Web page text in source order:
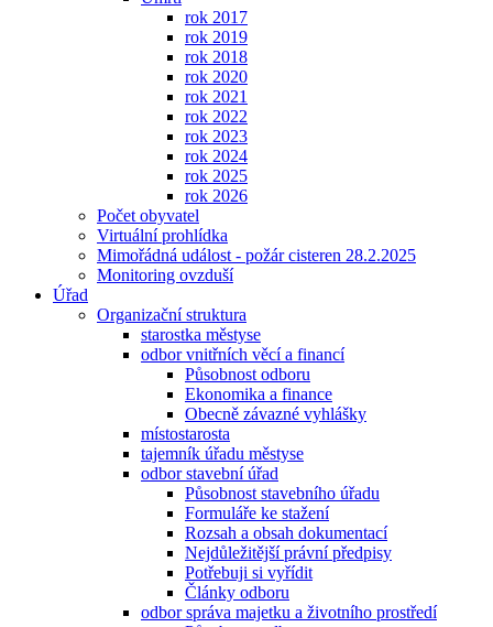
rok 2017
rok 2019
rok 2018
rok 2020
rok 2021
rok 2022
rok 2023
rok 2024
rok 2025
rok 2026
Počet obyvatel
Virtuální prohlídka
Mimořádná událost - požár cisteren 28.2.2025
Monitoring ovzduší
Úřad
Organizační struktura
starostka městyse
odbor vnitřních věcí a financí
Působnost odboru
Ekonomika a finance
Obecně závazné vyhlášky
místostarosta
tajemník úřadu městyse
odbor stavební úřad
Působnost stavebního úřadu
Formuláře ke stažení
Rozsah a obsah dokumentací
Nejdůležitější právní předpisy
Potřebuji si vyřídit
Články odboru
odbor správa majetku a životního prostředí